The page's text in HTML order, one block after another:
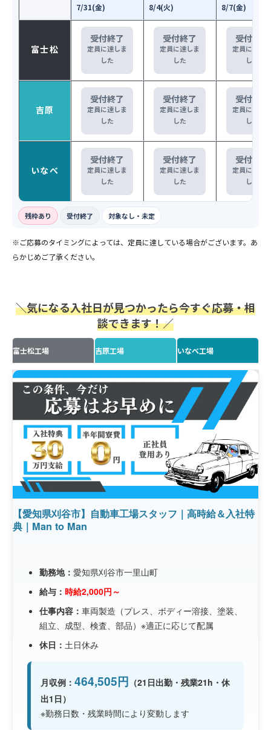
7/31(金) 8/4(火) 8/7(金)
富士松
受付終了
定員に達しま
した
受付終了
定員に達しま
した
受付終了
定員に達し
した
吉原
受付終了
定員に達しま
した
受付終了
定員に達しま
した
受付終了
定員に達し
した
いなべ
受付終了
定員に達しま
した
受付終了
定員に達しま
した
受付終了
定員に達し
した
残枠あり 受付終了 対象なし・未定
※ご応募のタイミングによっては、定員に達している場合がございます。あ
らかじめご了承ください。
＼気になる入社日が見つかったら今すぐ応募・相
談できます！／
富士松工場 吉原工場 いなべ工場
【愛知県刈谷市】自動車工場スタッフ｜高時給＆入社特
典｜Man to Man
勤務地： 愛知県刈谷市一里山町
給与： 時給2,000円～
仕事内容： 車両製造（プレス、ボディー溶接、塗装、
組立、成型、検査、部品）※適正に応じて配属
休日： 土日休み
月収例： 464,505円 （21日出勤・残業21h・休
出1日）
※勤務日数・残業時間により変動します